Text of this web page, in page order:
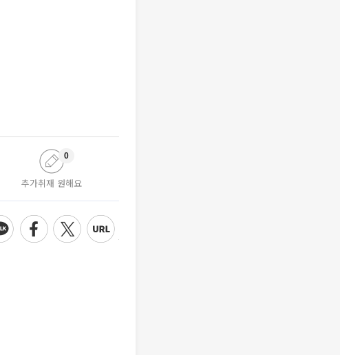
추가취재 원해요
0